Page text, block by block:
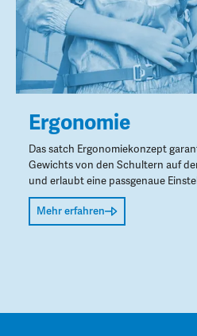
Ergonomie
Das satch Ergonomiekonzept
Gewichts von den Schultern auf
und erlaubt eine passgenaue
Mehr erfahren